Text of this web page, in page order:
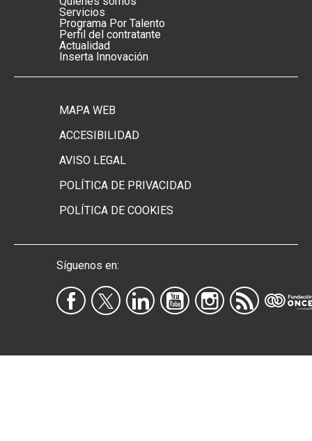
Servicios
Programa Por Talento
Perfil del contratante
Actualidad
Inserta Innovación
Menú footer secundario
MAPA WEB
ACCESIBILIDAD
AVISO LEGAL
POLÍTICA DE PRIVACIDAD
POLÍTICA DE COOKIES
Síguenos en: